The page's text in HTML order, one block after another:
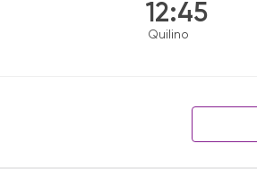
12:45
Quilino